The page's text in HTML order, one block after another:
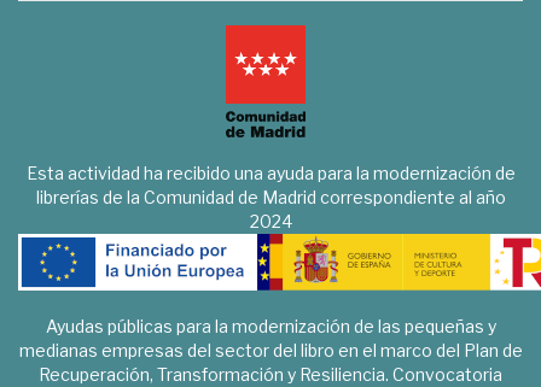
Esta actividad ha recibido una ayuda para la modernización de
librerías de la Comunidad de Madrid correspondiente al año
2024
Ayudas públicas para la modernización de las pequeñas y
medianas empresas del sector del libro en el marco del Plan de
Recuperación, Transformación y Resiliencia. Convocatoria